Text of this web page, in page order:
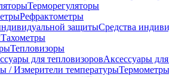
Терморегуляторы
Рефрактометры
Средства
Тахометры
Тепловизоры
Аксессуары